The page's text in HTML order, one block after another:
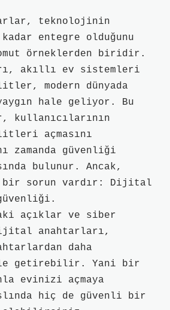
teknolojinin
kadar entegre olduğunu
örneklerden biridir.
akıllı ev sistemleri
modern dünyada
hale geliyor. Bu
kullanıcılarının
açmasını
zamanda güvenliği
bulunur. Ancak,
bir sorun vardır: Dijital
açıklar ve siber
anahtarları,
daha
getirebilir. Yani bir
evinizi açmaya
hiç de güvenli bir